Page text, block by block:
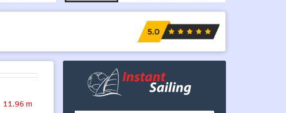
11.96 m